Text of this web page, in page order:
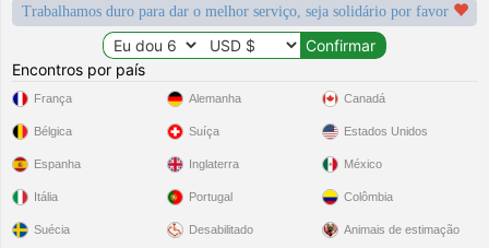
Trabalhamos duro para dar o melhor serviço, seja solidário por favor
Encontros por país
França
Bélgica
Espanha
Itália
Suécia
Alemanha
Suíça
Inglaterra
Portugal
Desabilitado
Canadá
Estados Unidos
México
Colômbia
Animais de estimação